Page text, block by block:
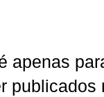
apenas